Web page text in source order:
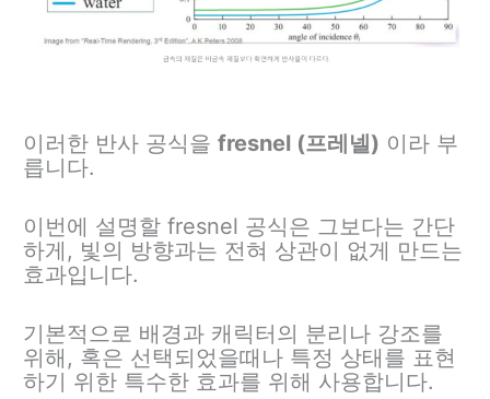
이러한 반사 공식을fresnel (프레넬) 이라 부
릅니다.
이번에 설명할 fresnel 공식은 그보다는 간단
하게, 빛의 방향과는 전혀 상관이 없게 만드는
효과입니다.
기본적으로 배경과 캐릭터의 분리나 강조를
위해, 혹은 선택되었을때나 특정 상태를 표현
하기 위한 특수한 효과를 위해 사용합니다.